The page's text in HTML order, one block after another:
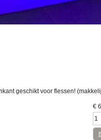
geschikt voor flessen!
€